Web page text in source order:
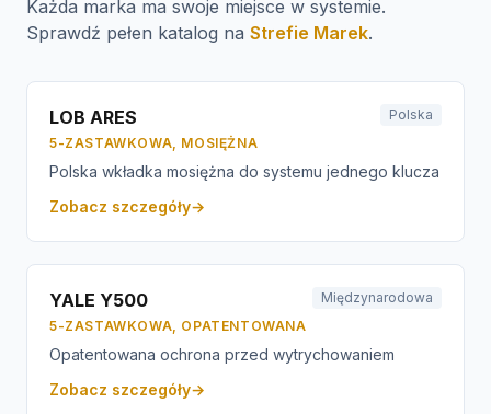
Każda marka ma swoje miejsce w systemie.
Sprawdź pełen katalog na Strefie Marek.
LOB ARES
Polska
5-ZASTAWKOWA, MOSIĘŻNA
Polska wkładka mosiężna do systemu jednego klucza
Zobacz szczegóły→
YALE Y500
Międzynarodowa
5-ZASTAWKOWA, OPATENTOWANA
Opatentowana ochrona przed wytrychowaniem
Zobacz szczegóły→